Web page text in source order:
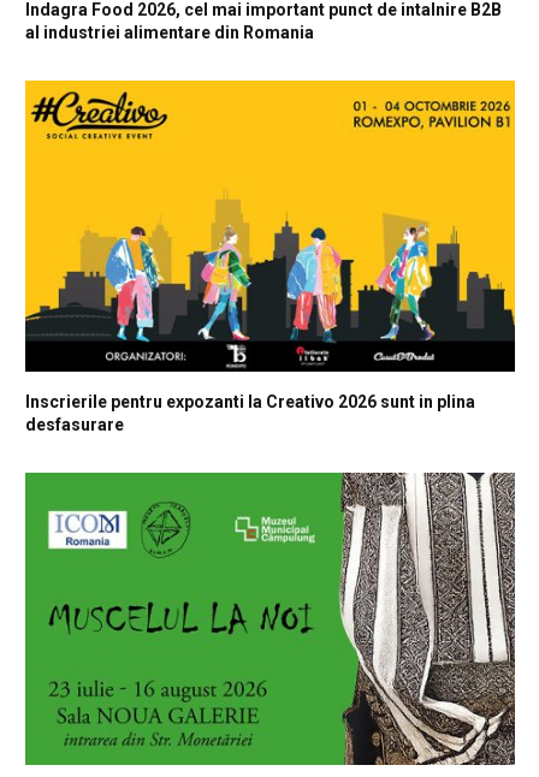
Indagra Food 2026, cel mai important punct de intalnire B2B
al industriei alimentare din Romania
Inscrierile pentru expozanti la Creativo 2026 sunt in plina
desfasurare